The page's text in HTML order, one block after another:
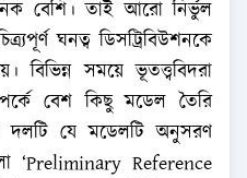
বেশি। তাই আরো নির্ভুল
ঘনত্ব ডিসট্রিবিউশনকে
বিভিন্ন সময়ে ভূতত্ত্ববিদরা
বেশ কিছু মডেল তৈরি
দলটি যে মডেলটি অনুসরণ
‘Preliminary Reference